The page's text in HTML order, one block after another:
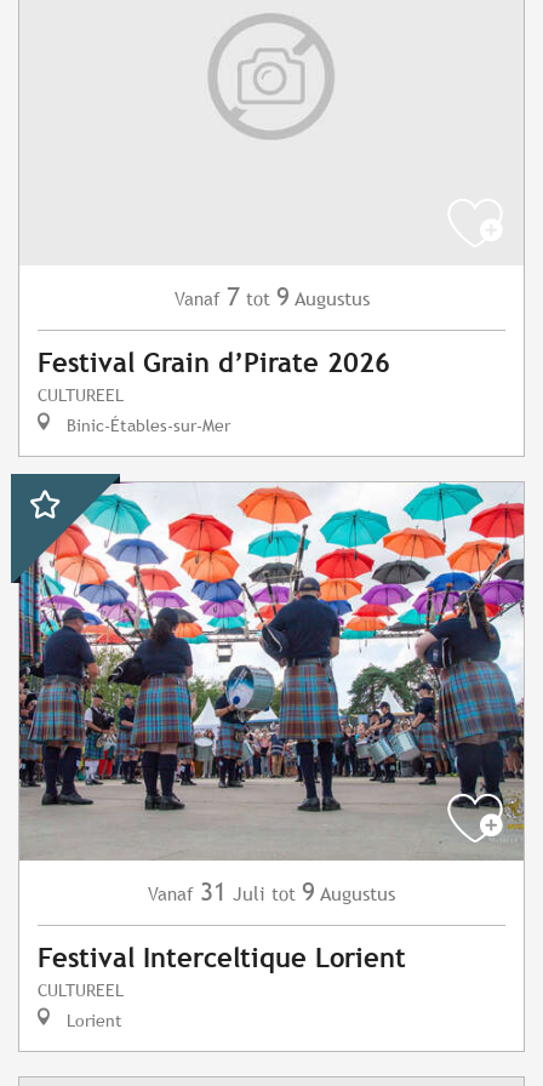
Vanaf 7 tot 9 Augustus
Festival Grain d’Pirate 2026
CULTUREEL
Binic-Étables-sur-Mer
Vanaf 31 Juli tot 9 Augustus
Festival Interceltique Lorient
CULTUREEL
Lorient